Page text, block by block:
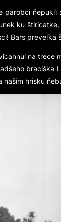
ku
Bars preveľka
na
braciška
hrisku